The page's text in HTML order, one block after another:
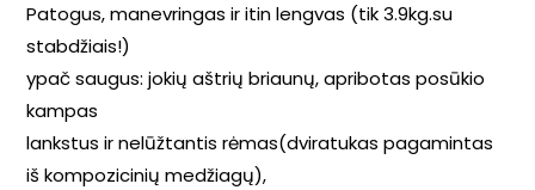
Patogus, manevringas ir itin lengvas (tik 3.9kg.su
stabdžiais!)
ypač saugus: jokių aštrių briaunų, apribotas posūkio
kampas
lankstus ir nelūžtantis rėmas(dviratukas pagamintas
iš kompozicinių medžiagų),